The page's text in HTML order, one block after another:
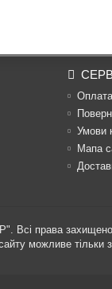
Оплата
Умови
Мапа
. Всі права
сайту можливе